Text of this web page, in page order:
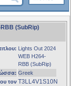
(SubRip)
Lights Out 2024
WEB H264-
RBB (SubRip)
Greek
τον T3LL4V1S10N